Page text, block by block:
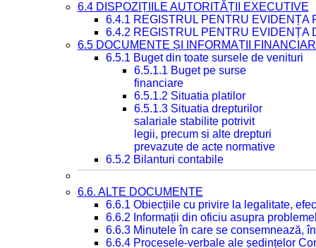
6.4 DISPOZIȚIILE AUTORITĂȚII EXECUTIVE
6.4.1 REGISTRUL PENTRU EVIDENȚA
6.4.2 REGISTRUL PENTRU EVIDENȚA
6.5 DOCUMENTE ȘI INFORMAȚII
6.5.1 Buget din toate sursele de venituri
6.5.1.1 Buget pe surse
financiare
6.5.1.2 Situatia platilor
6.5.1.3 Situatia drepturilor
salariale stabilite potrivit
legii, precum si alte drepturi
prevazute de acte normative
6.5.2 Bilanturi contabile
6.6. ALTE DOCUMENTE
6.6.1 Obiecțiile cu privire la legalitate,
6.6.2 Informații din oficiu asupra
6.6.3 Minutele în care se consemnează,
6.6.4 Procesele-verbale ale ședințelor